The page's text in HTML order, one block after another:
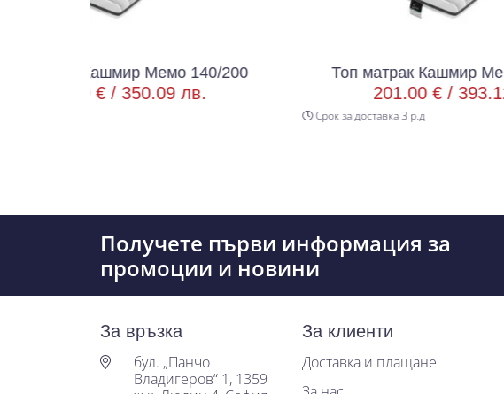
Мемо 140/200
350.09 лв.
Топ матрак Кашмир Мемо 160/200
393.12 лв.
Срок за доставка 3 р.д
Получете първи информация за
промоции и новини
За връзка
бул. „Панчо
Владигеров“ 1, 1359
За клиенти
Доставка и плащане